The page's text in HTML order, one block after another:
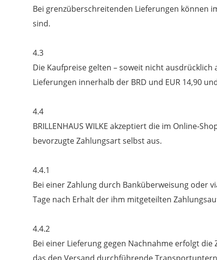
Bei grenzüberschreitenden Lieferungen können
sind.
4.3
Die Kaufpreise gelten – soweit nicht
Lieferungen innerhalb der BRD und EUR 14,90
4.4
BRILLENHAUS WILKE akzeptiert die im
bevorzugte Zahlungsart selbst aus.
4.4.1
Bei einer Zahlung durch Banküberweisung oder
Tage nach Erhalt der ihm mitgeteilten
4.4.2
Bei einer Lieferung gegen Nachnahme erfolgt